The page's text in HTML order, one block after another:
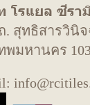
โรแยล ซีร
. สุทธิสารวินิ
พมหานคร